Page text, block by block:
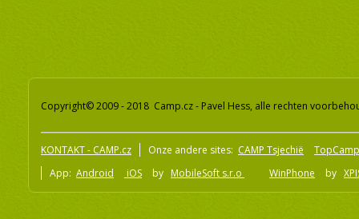
Copyright© 2009 - 2018 Camp.cz - Pavel Hess, alle rechten
KONTAKT - CAMP.cz Onze andere sites: CAMP Tsjechië
App: Android iOS by MobileSoft s.r.o WinPhone by